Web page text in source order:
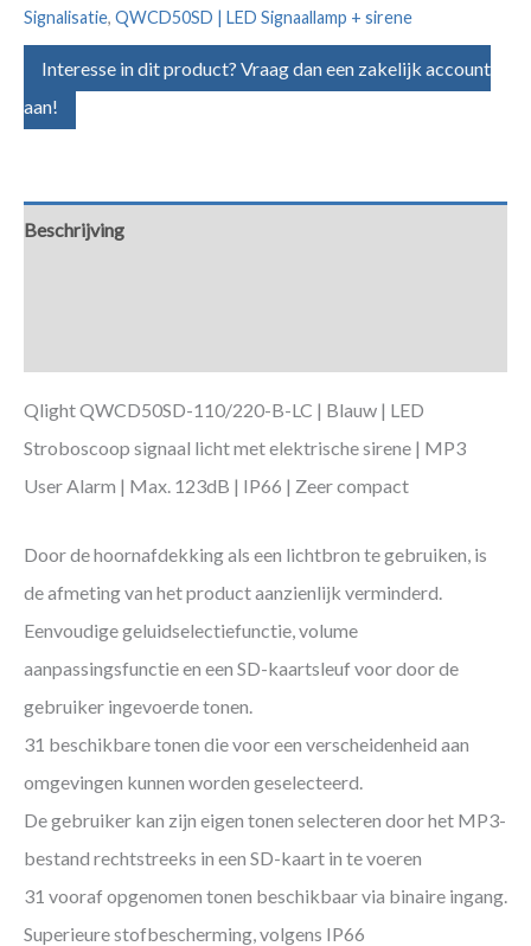
Signalisatie, QWCD50SD | LED Signaallamp + sirene
Interesse in dit product? Vraag dan een zakelijk account
aan!
Beschrijving
Qlight QWCD50SD-110/220-B-LC | Blauw | LED
Stroboscoop signaal licht met elektrische sirene | MP3
User Alarm | Max. 123dB | IP66 | Zeer compact
Door de hoornafdekking als een lichtbron te gebruiken, is
de afmeting van het product aanzienlijk verminderd.
Eenvoudige geluidselectiefunctie, volume
aanpassingsfunctie en een SD-kaartsleuf voor door de
gebruiker ingevoerde tonen.
31 beschikbare tonen die voor een verscheidenheid aan
omgevingen kunnen worden geselecteerd.
De gebruiker kan zijn eigen tonen selecteren door het MP3-
bestand rechtstreeks in een SD-kaart in te voeren
31 vooraf opgenomen tonen beschikbaar via binaire ingang.
Superieure stofbescherming, volgens IP66